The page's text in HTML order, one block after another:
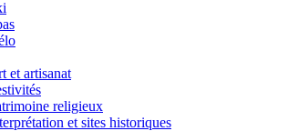
et artisanat
religieux
et sites historiques